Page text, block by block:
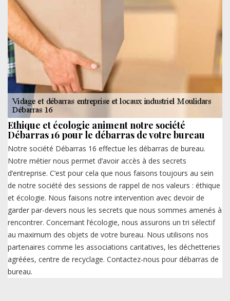
Ethique et écologie animent notre société
Débarras 16 pour le débarras de votre bureau
Notre société Débarras 16 effectue les débarras de bureau.
Notre métier nous permet d’avoir accès à des secrets
d’entreprise. C’est pour cela que nous faisons toujours au sein
de notre société des sessions de rappel de nos valeurs : éthique
et écologie. Nous faisons notre intervention avec devoir de
garder par-devers nous les secrets que nous sommes amenés à
rencontrer. Concernant l’écologie, nous assurons un tri sélectif
au maximum des objets de votre bureau. Nous utilisons nos
partenaires comme les associations caritatives, les déchetteries
agréées, centre de recyclage. Contactez-nous pour débarras de
bureau.